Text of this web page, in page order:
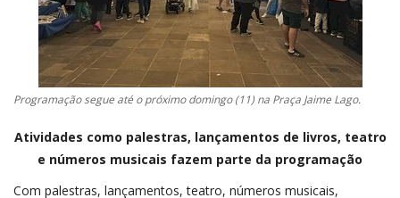
Programação segue até o próximo domingo (11) na Praça Jaime Lago.
Atividades como palestras, lançamentos de livros, teatro
e números musicais fazem parte da programação
Com palestras, lançamentos, teatro, números musicais,